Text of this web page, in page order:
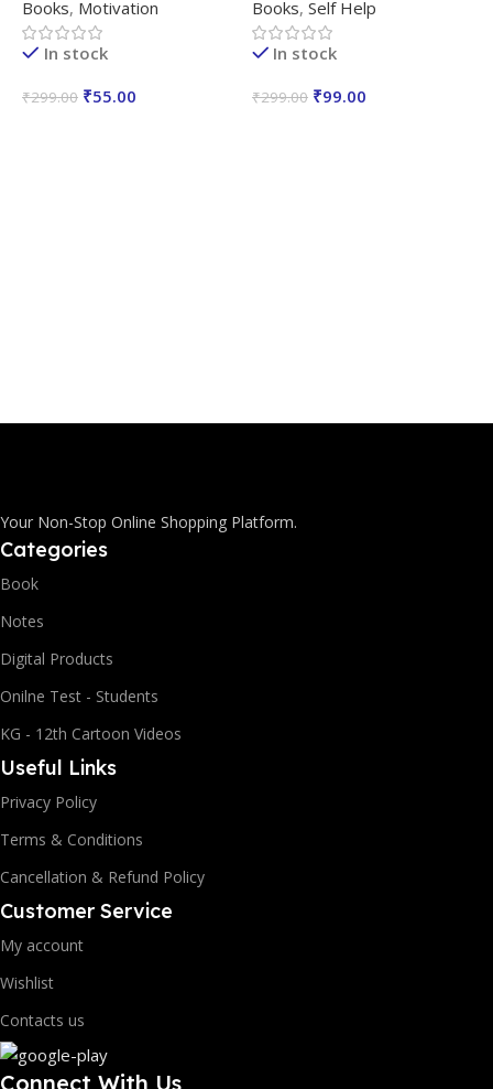
Books, Motivation
In stock
₹299.00 ₹55.00
Books, Self Help
In stock
₹299.00 ₹99.00
Your Non-Stop Online Shopping Platform.
Categories
Book
Notes
Digital Products
Onilne Test - Students
KG - 12th Cartoon Videos
Useful Links
Privacy Policy
Terms & Conditions
Cancellation & Refund Policy
Customer Service
My account
Wishlist
Contacts us
Connect With Us